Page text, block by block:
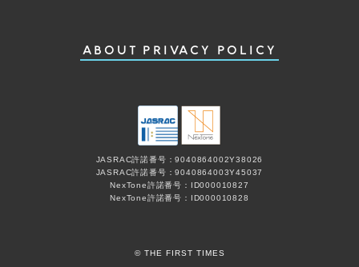
ABOUT PRIVACY POLICY
JASRAC許諾番号：9040864002Y38026
JASRAC許諾番号：9040864003Y45037
NexTone許諾番号：ID000010827
NexTone許諾番号：ID000010828
© THE FIRST TIMES